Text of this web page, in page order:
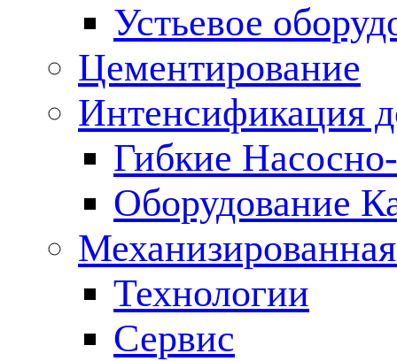
Устьевое
Цементирование
Интенсификация
Гибкие
Оборудование
Технологии
Сервис